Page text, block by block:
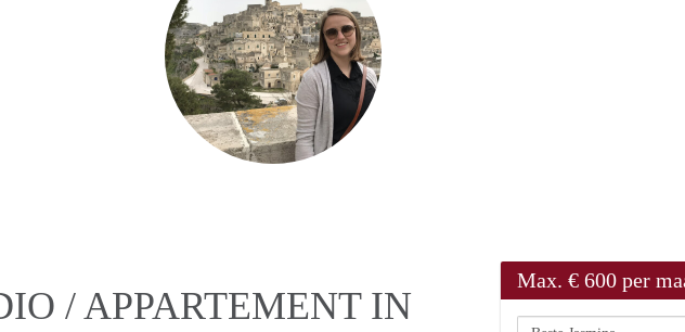
Hoeveel kost het om te reageren op een Huurwoning in Rotterdam?
Wat is de privacyverklaring van HuurwoningenRotterdam?
Berekent HuurwoningenRotterdam
makelaarsvergoeding/bemiddelingsvergoeding?
Alle veelgestelde vragen
/ APPARTEMENT IN
Max. € 600 per